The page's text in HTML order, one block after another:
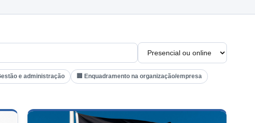
e administração 🏢 Enquadramento na organização/empresa